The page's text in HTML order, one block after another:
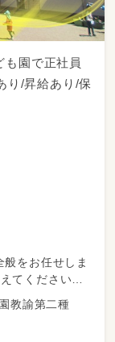
園で正社員
り/昇給あり/保
をお任せしま
てください。
～～～～＊
て担当クラス
教諭第一種 幼稚園教諭第二種